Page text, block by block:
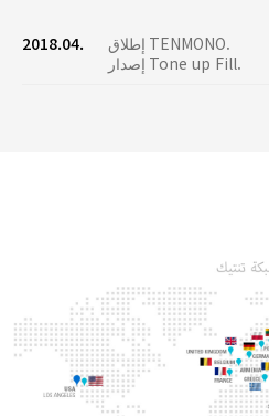
2018.04.
إطلاق TENMONO.
إصدار Tone up Fill.